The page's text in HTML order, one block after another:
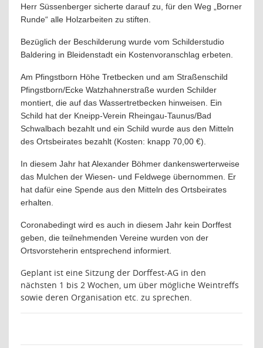
Herr Süssenberger sicherte darauf zu, für den Weg „Borner
Runde“ alle Holzarbeiten zu stiften.
Bezüglich der Beschilderung wurde vom Schilderstudio
Baldering in Bleidenstadt ein Kostenvoranschlag erbeten.
Am Pfingstborn Höhe Tretbecken und am Straßenschild
Pfingstborn/Ecke Watzhahnerstraße wurden Schilder
montiert, die auf das Wassertretbecken hinweisen. Ein
Schild hat der Kneipp-Verein Rheingau-Taunus/Bad
Schwalbach bezahlt und ein Schild wurde aus den Mitteln
des Ortsbeirates bezahlt (Kosten: knapp 70,00 €).
In diesem Jahr hat Alexander Böhmer dankenswerterweise
das Mulchen der Wiesen- und Feldwege übernommen. Er
hat dafür eine Spende aus den Mitteln des Ortsbeirates
erhalten.
Coronabedingt wird es auch in diesem Jahr kein Dorffest
geben, die teilnehmenden Vereine wurden von der
Ortsvorsteherin entsprechend informiert.
Geplant ist eine Sitzung der Dorffest-AG in den
nächsten 1 bis 2 Wochen, um über mögliche Weintreffs
sowie deren Organisation etc. zu sprechen.